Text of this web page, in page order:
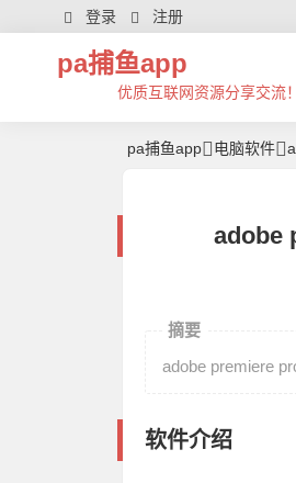
登录 注册
pa捕鱼app
优质互联网资源分享交流！
pa捕鱼app 电脑软件
adobe
摘要
adobe premiere
软件介绍